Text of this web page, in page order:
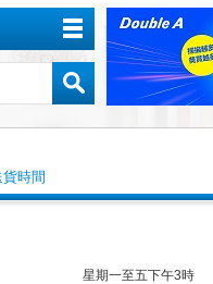
貨時間
星期一至五下午3時